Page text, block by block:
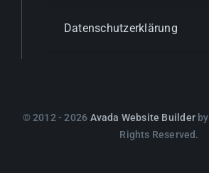
Datenschutzerklärung
© 2012 - 2026 Avada Website Builderby
Rights Reserved.